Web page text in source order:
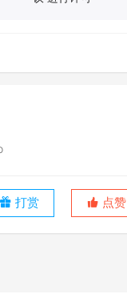
打赏 点赞